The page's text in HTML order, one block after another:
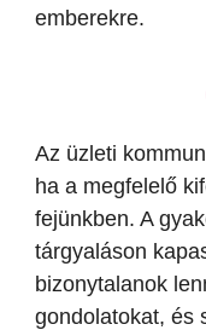
emberekre.
Az üzleti
ha a megfelelő
fejünkben. A
tárgyaláson
bizonytalanok
gondolatokat, és